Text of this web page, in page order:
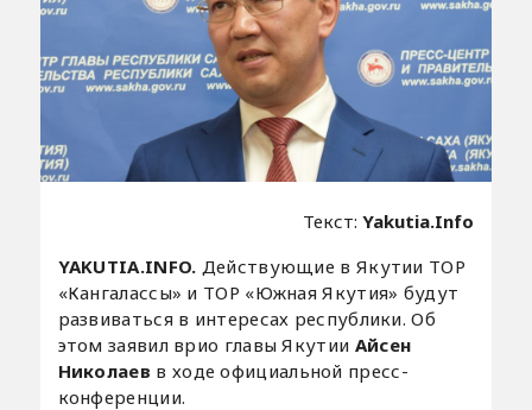
Текст:Yakutia.Info
YAKUTIA.INFO. Действующие в Якутии ТОР
«Кангалассы» и ТОР «Южная Якутия» будут
развиваться в интересах республики. Об
этом заявил врио главы Якутии Айсен
Николаев в ходе официальной пресс-
конференции.